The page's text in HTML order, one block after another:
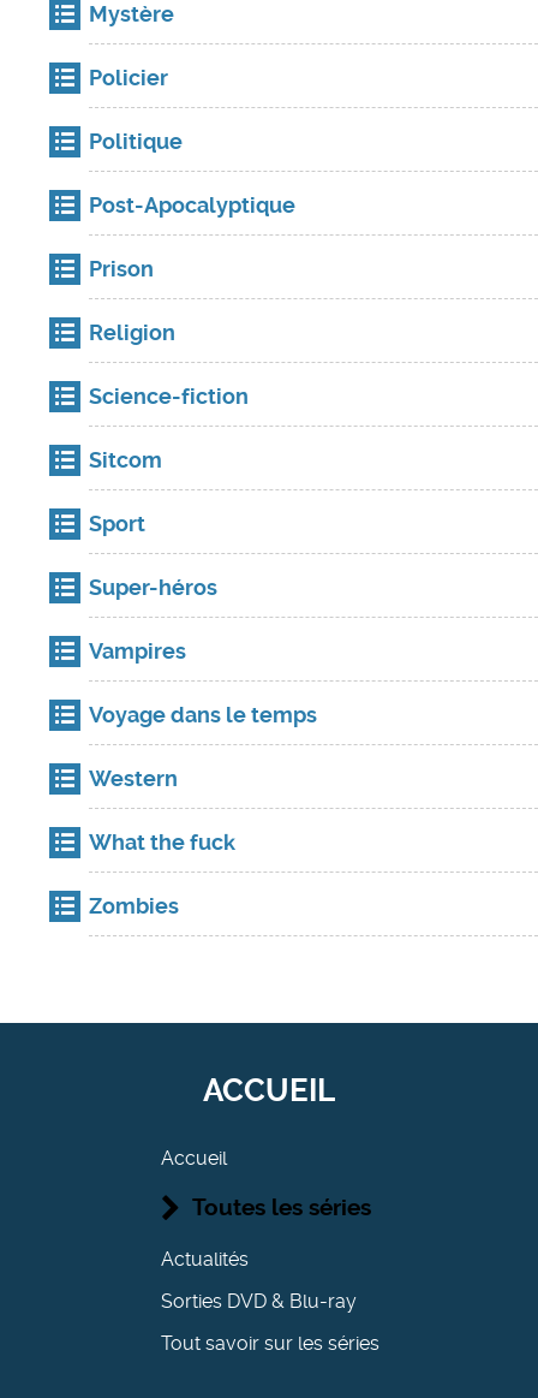
Mystère
Policier
Politique
Post-Apocalyptique
Prison
Religion
Science-fiction
Sitcom
Sport
Super-héros
Vampires
Voyage dans le temps
Western
What the fuck
Zombies
ACCUEIL
Accueil
Toutes les séries
Actualités
Sorties DVD & Blu-ray
Tout savoir sur les séries